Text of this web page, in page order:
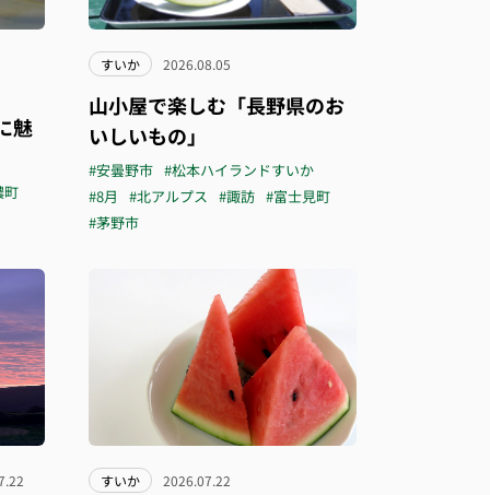
魅
町
すいか 2026.08.05
山小屋で楽しむ「長野県のお
いしいもの」
#安曇野市 #松本ハイランドすいか
#8月
#北アルプス #諏訪 #富士見町
#茅野市
すいか 2026.07.22